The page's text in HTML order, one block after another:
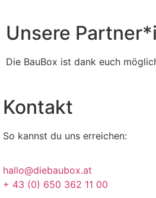
Unsere
Die BauBox ist dank euch
Kontakt
So kannst du uns erreichen:
hallo@diebaubox.at
+ 43 (0) 650 362 11 00